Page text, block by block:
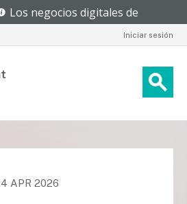
Iniciar sesión
APR 2026